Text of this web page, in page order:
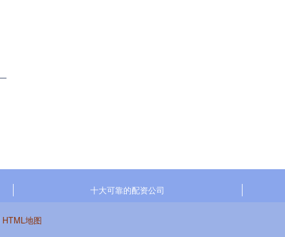
十大可靠的配资公司
HTML地图